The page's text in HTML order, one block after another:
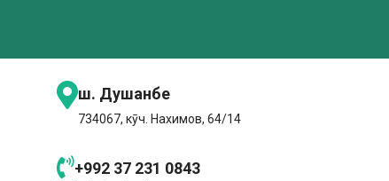
ш. Душанбе
734067, кӯч. Нахимов, 64/14
+992 37 231 0843